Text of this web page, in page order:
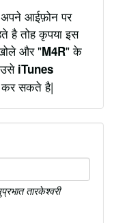
अपने आईफ़ोन पर
है तोह कृपया इस
और "M4R" के
iTunes
कर सकते है|
तारकेश्वरी